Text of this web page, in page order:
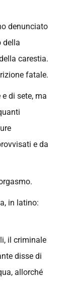
denunciato
della
carestia.
fatale.
di sete, ma
e da
in latino:
il criminale
disse di
allorché